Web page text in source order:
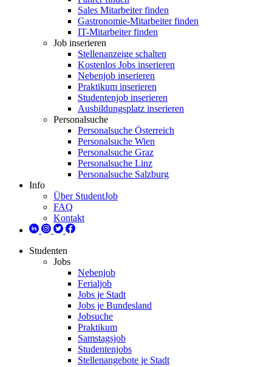
Sales Mitarbeiter finden
Gastronomie-Mitarbeiter finden
IT-Mitarbeiter finden
Job inserieren
Stellenanzeige schalten
Kostenlos Jobs inserieren
Nebenjob inserieren
Praktikum inserieren
Studentenjob inserieren
Ausbildungsplatz inserieren
Personalsuche
Personalsuche Österreich
Personalsuche Wien
Personalsuche Graz
Personalsuche Linz
Personalsuche Salzburg
Info
Über StudentJob
FAQ
Kontakt
Studenten
Jobs
Nebenjob
Ferialjob
Jobs je Stadt
Jobs je Bundesland
Jobsuche
Praktikum
Samstagsjob
Studentenjobs
Stellenangebote je Stadt